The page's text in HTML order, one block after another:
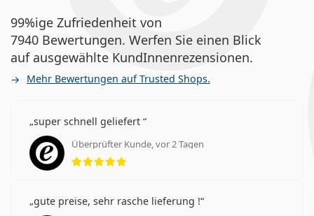
99%ige Zufriedenheit von
7940 Bewertungen. Werfen Sie einen Blick
auf ausgewählte KundInnenrezensionen.
Mehr Bewertungen auf Trusted Shops.
super schnell geliefert
Überprüfter Kunde, vor 2 Tagen
Bewertung 5 aus 5
gute preise, sehr rasche lieferung !